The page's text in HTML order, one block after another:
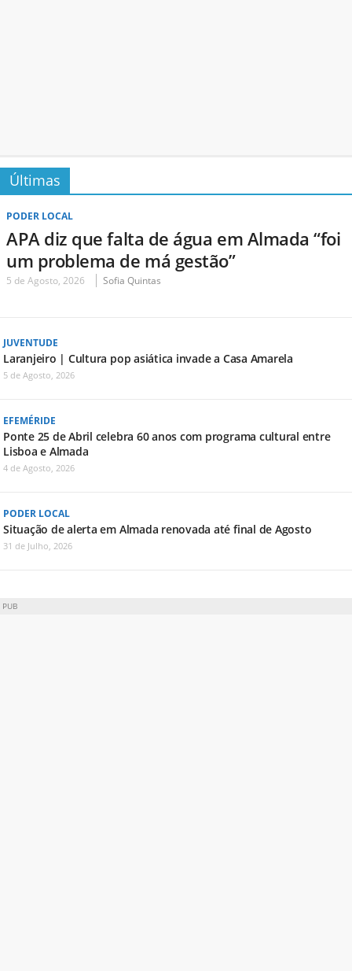
Últimas
PODER LOCAL
APA diz que falta de água em Almada “foi
um problema de má gestão”
5 de Agosto, 2026 Sofia Quintas
JUVENTUDE
Laranjeiro | Cultura pop asiática invade a Casa Amarela
5 de Agosto, 2026
EFEMÉRIDE
Ponte 25 de Abril celebra 60 anos com programa cultural entre
Lisboa e Almada
4 de Agosto, 2026
PODER LOCAL
Situação de alerta em Almada renovada até final de Agosto
31 de Julho, 2026
PUB